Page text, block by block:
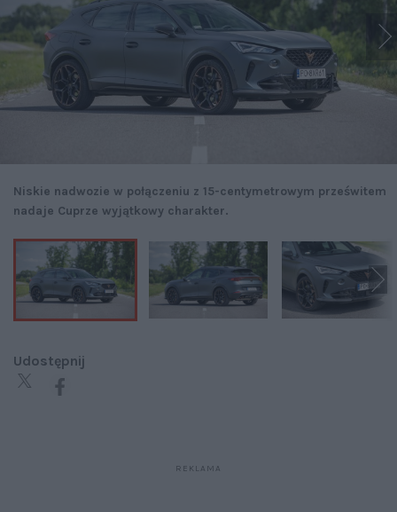
Niskie nadwozie w połączeniu z 15-centymetrowym prześwitem
nadaje Cuprze wyjątkowy charakter.
Udostępnij